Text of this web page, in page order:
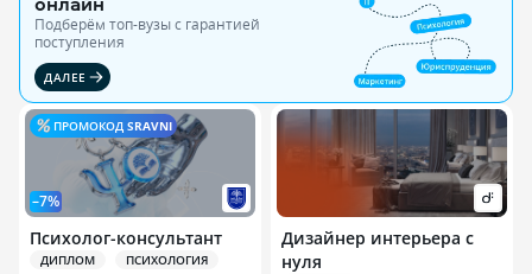
Подберём топ-вузы c гарантией
поступления
ДАЛЕЕ
ПРОМОКОД SRAVNI
–7%
Психолог-консультант
ДИПЛОМ ПСИХОЛОГИЯ
Дизайнер интерьера с
нуля